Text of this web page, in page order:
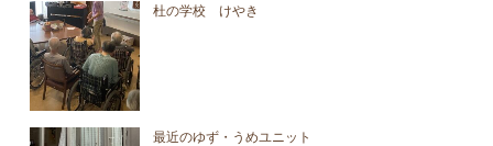
杜の学校 けやき
最近のゆず・うめユニット